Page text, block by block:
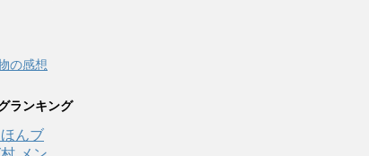
の感想
ランキング